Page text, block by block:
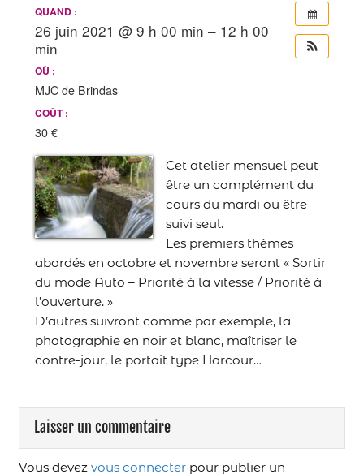
QUAND :
26 juin 2021 @ 9 h 00 min – 12 h 00
min
OÙ :
MJC de Brindas
COÛT :
30 €
Cet atelier mensuel peut
être un complément du
cours du mardi ou être
suivi seul.
Les premiers thèmes
abordés en octobre et novembre seront « Sortir
du mode Auto – Priorité à la vitesse / Priorité à
l’ouverture. »
D’autres suivront comme par exemple, la
photographie en noir et blanc, maîtriser le
contre-jour, le portait type Harcour…
Laisser un commentaire
Vous devez vous connecterpour publier un